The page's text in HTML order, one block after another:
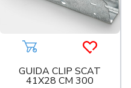
tardiAggiungi al carrello
GUIDA CLIP SCAT
41X28 CM 300